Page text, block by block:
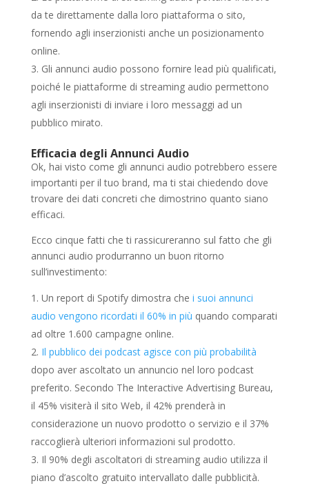
da te direttamente dalla loro piattaforma o sito,
fornendo agli inserzionisti anche un posizionamento
online.
Gli annunci audio possono fornire lead più qualificati,
poiché le piattaforme di streaming audio permettono
agli inserzionisti di inviare i loro messaggi ad un
pubblico mirato.
Efficacia degli Annunci Audio
Ok, hai visto come gli annunci audio potrebbero essere
importanti per il tuo brand, ma ti stai chiedendo dove
trovare dei dati concreti che dimostrino quanto siano
efficaci.
Ecco cinque fatti che ti rassicureranno sul fatto che gli
annunci audio produrranno un buon ritorno
sull’investimento:
Un report di Spotify dimostra che i suoi annunci
audio vengono ricordati il 60% in più quando comparati
ad oltre 1.600 campagne online.
Il pubblico dei podcast agisce con più probabilità
dopo aver ascoltato un annuncio nel loro podcast
preferito. Secondo The Interactive Advertising Bureau,
il 45% visiterà il sito Web, il 42% prenderà in
considerazione un nuovo prodotto o servizio e il 37%
raccoglierà ulteriori informazioni sul prodotto.
Il 90% degli ascoltatori di streaming audio utilizza il
piano d’ascolto gratuito intervallato dalle pubblicità.